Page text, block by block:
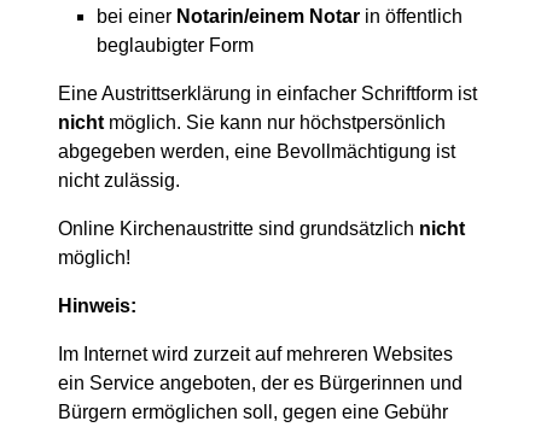
bei einer Notarin/einem Notar in öffentlich
beglaubigter Form
Eine Austrittserklärung in einfacher Schriftform ist
nicht möglich. Sie kann nur höchstpersönlich
abgegeben werden, eine Bevollmächtigung ist
nicht zulässig.
Online Kirchenaustritte sind grundsätzlich nicht
möglich!
Hinweis:
Im Internet wird zurzeit auf mehreren Websites
ein Service angeboten, der es Bürgerinnen und
Bürgern ermöglichen soll, gegen eine Gebühr